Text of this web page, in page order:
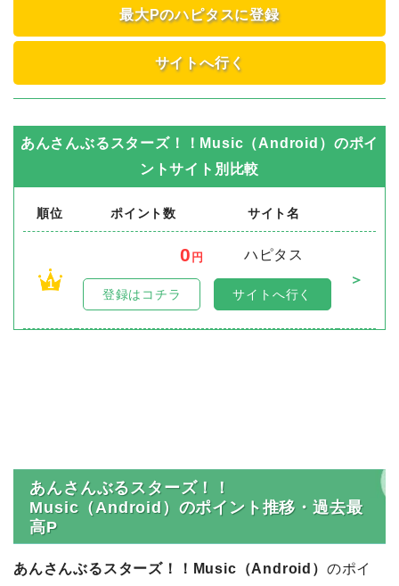
最大Pのハピタスに登録
サイトへ行く
あんさんぶるスターズ！！Music（Android） のポイ
ントサイト別比較
順位 ポイント数 サイト名
1
0 円
ハピタス
＞
登録はコチラ サイトへ行く
あんさんぶるスターズ！！
Music（Android）のポイント推移・過去最
高P
あんさんぶるスターズ！！Music（Android） のポイ